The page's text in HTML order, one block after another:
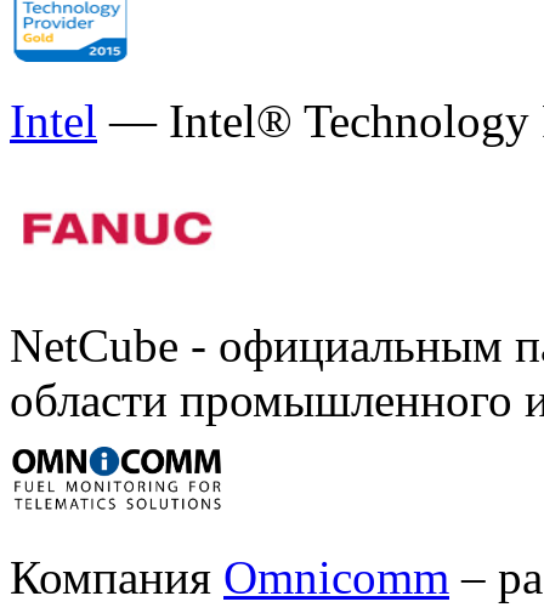
Intel — Intel® Technology
NetCube - официальным
области промышленного
Компания Omnicomm –